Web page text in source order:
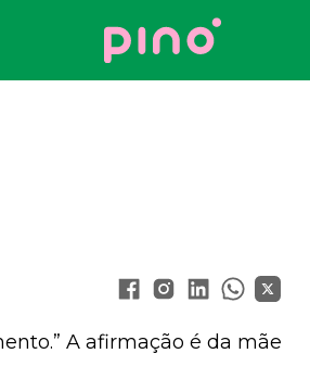
Your Company
A afirmação é da mãe